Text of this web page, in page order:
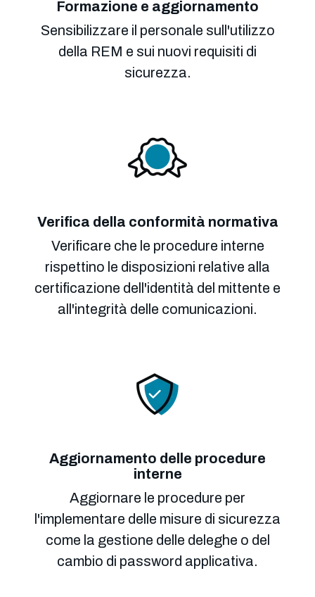
Formazione e aggiornamento
Sensibilizzare il personale sull'utilizzo
della REM e sui nuovi requisiti di
sicurezza.
Verifica della conformità normativa
Verificare che le procedure interne
rispettino le disposizioni relative alla
certificazione dell'identità del mittente e
all'integrità delle comunicazioni.
Aggiornamento delle procedure
interne
Aggiornare le procedure per
l'implementare delle misure di sicurezza
come la gestione delle deleghe o del
cambio di password applicativa.